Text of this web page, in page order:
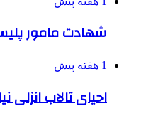
شهادت مامور
1 هفته پیش
احیای تالاب انزلی